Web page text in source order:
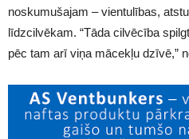
noskumušajam – vientulības,
līdzcilvēkam. “Tāda cilvēcība
pēc tam arī viņa mācekļu dzīvē,”